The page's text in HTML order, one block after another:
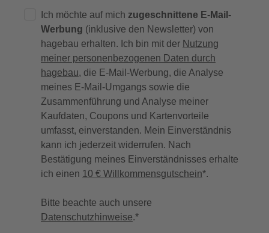
Ich möchte auf mich zugeschnittene E-Mail-
Werbung (inklusive den Newsletter) von
hagebau erhalten. Ich bin mit der Nutzung
meiner personenbezogenen Daten durch
hagebau, die E-Mail-Werbung, die Analyse
meines E-Mail-Umgangs sowie die
Zusammenführung und Analyse meiner
Kaufdaten, Coupons und Kartenvorteile
umfasst, einverstanden. Mein Einverständnis
kann ich jederzeit widerrufen. Nach
Bestätigung meines Einverständnisses erhalte
ich einen 10 € Willkommensgutschein*.
Bitte beachte auch unsere
Datenschutzhinweise.